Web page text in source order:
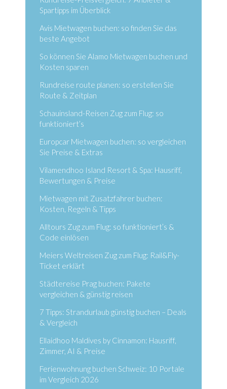
Spartipps im Überblick
Avis Mietwagen buchen: so finden Sie das
beste Angebot
So können Sie Alamo Mietwagen buchen und
Kosten sparen
Rundreise route planen: so erstellen Sie
Route & Zeitplan
Schauinsland-Reisen Zug zum Flug: so
funktioniert’s
Europcar Mietwagen buchen: so vergleichen
Sie Preise & Extras
Vilamendhoo Island Resort & Spa: Hausriff,
Bewertungen & Preise
Mietwagen mit Zusatzfahrer buchen:
Kosten, Regeln & Tipps
Alltours Zug zum Flug: so funktioniert’s &
Code einlösen
Meiers Weltreisen Zug zum Flug: Rail&Fly-
Ticket erklärt
Städtereise Prag buchen: Pakete
vergleichen & günstig reisen
7 Tipps: Strandurlaub günstig buchen – Deals
& Vergleich
Ellaidhoo Maldives by Cinnamon: Hausriff,
Zimmer, AI & Preise
Ferienwohnung buchen Schweiz: 10 Portale
im Vergleich 2026